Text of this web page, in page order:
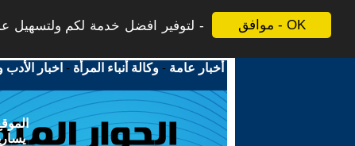
موافق - OK
لتوفير افضل خدمة لكم ولتسهيل
أخبار عامة -وكالة أنباء المرأة - اخبار الأدب